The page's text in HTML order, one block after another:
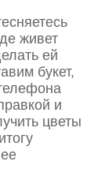
живет
ей
букет,
и
цветы